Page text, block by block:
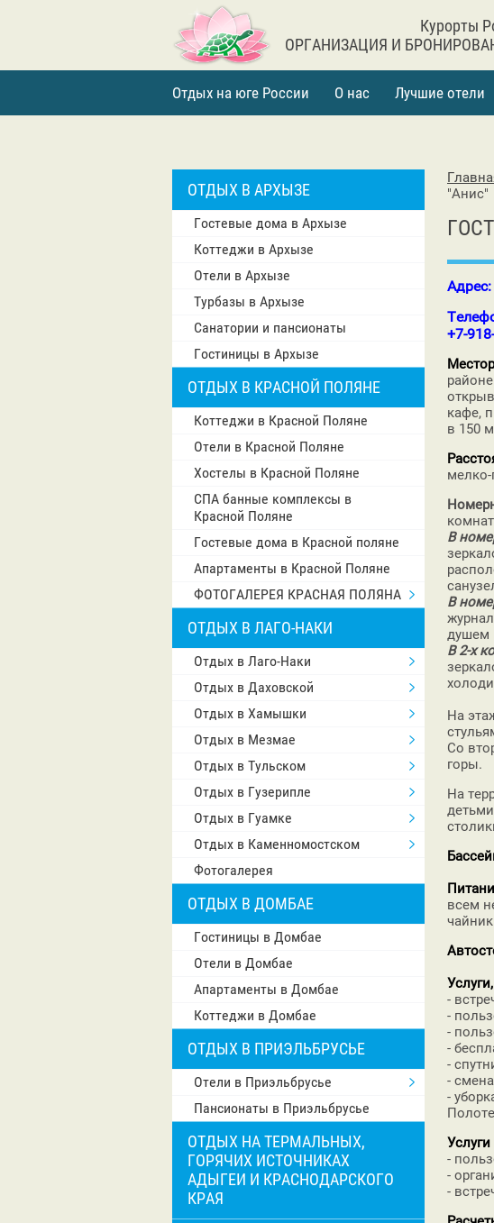
Курорты
ОРГАНИЗАЦИЯ И
Отдых на юге России О нас Лучшие отели
ОТДЫХ В АРХЫЗЕ
Гостевые дома в Архызе
Коттеджи в Архызе
Отели в Архызе
Турбазы в Архызе
Санатории и пансионаты
Гостиницы в Архызе
ОТДЫХ В КРАСНОЙ ПОЛЯНЕ
Коттеджи в Красной Поляне
Отели в Красной Поляне
Хостелы в Красной Поляне
СПА банные комплексы в
Красной Поляне
Гостевые дома в Красной поляне
Апартаменты в Красной Поляне
ФОТОГАЛЕРЕЯ КРАСНАЯ ПОЛЯНА
ОТДЫХ В ЛАГО-НАКИ
Отдых в Лаго-Наки
Отдых в Даховской
Отдых в Хамышки
Отдых в Мезмае
Отдых в Тульском
Отдых в Гузерипле
Отдых в Гуамке
Отдых в Каменномостском
Фотогалерея
ОТДЫХ В ДОМБАЕ
Гостиницы в Домбае
Отели в Домбае
Апартаменты в Домбае
Коттеджи в Домбае
ОТДЫХ В ПРИЭЛЬБРУСЬЕ
Отели в Приэльбрусье
Пансионаты в Приэльбрусье
ОТДЫХ НА ТЕРМАЛЬНЫХ,
ГОРЯЧИХ ИСТОЧНИКАХ
АДЫГЕИ И КРАСНОДАРСКОГО
КРАЯ
"Анис"
+7-
кафе,
в 150
В
В
душем
В 2-х
На
Со
горы.
На
всем
-
-
-
-
-
-
-
-
-
-